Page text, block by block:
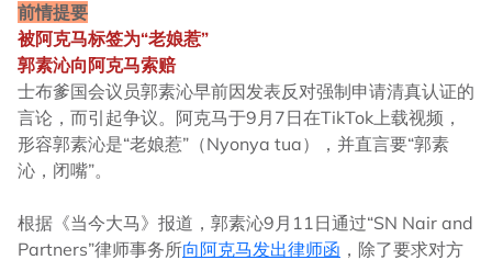
前情提要
被阿克马标签为“老娘惹”
郭素沁向阿克马索赔
士布爹国会议员郭素沁早前因发表反对强制申请清真认证的
言论，而引起争议。阿克马于9月7日在TikTok上载视频，
形容郭素沁是“老娘惹”（Nyonya tua），并直言要“郭素
沁，闭嘴”。
根据《当今大马》报道，郭素沁9月11日通过“SN Nair and
Partners”律师事务所向阿克马发出律师函 ，除了要求对方